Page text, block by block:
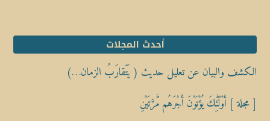
أحدث المجلات
الكشف والبيان عن تعليل حديث ( يَتَقارَبُ الزمان…)
[ مجلة ] أُوْلَٰٓئِكَ يُؤْتَوْنَ أَجْرَهُم مَّرَّتَيْنِ